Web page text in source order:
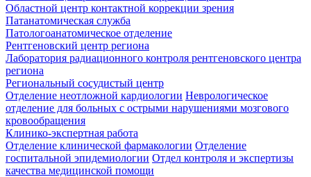
Областной центр контактной коррекции зрения
Патанатомическая служба
Патологоанатомическое отделение
Рентгеновский центр региона
Лаборатория радиационного контроля рентгеновского центра
региона
Региональный сосудистый центр
Отделение неотложной кардиологии Неврологическое
отделение для больных с острыми нарушениями мозгового
кровообращения
Клинико-экспертная работа
Отделение клинической фармакологии Отделение
госпитальной эпидемиологии Отдел контроля и экспертизы
качества медицинской помощи